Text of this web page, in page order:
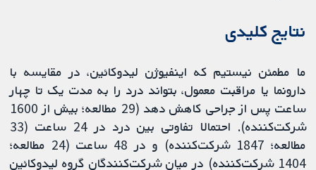
نتایج کلیدی
ما مطمئن نیستیم که اینفیوژن لیدوکائین، در مقایسه با
دارونما یا مراقبت معمول، بتواند درد را به مدت یک تا چهار
ساعت پس از جراحی کاهش دهد (29 مطالعه؛ بیش از 1600
شرکت‌کننده). احتمالا تفاوتی بین درد در 24 ساعت (33
مطالعه؛ 1847 شرکت‌کننده) و در 48 ساعت (24 مطالعه؛
1404 شرکت‌کننده) در میان شرکت‌کنندگان گروه لیدوکائین